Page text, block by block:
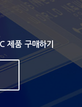
품 구매하기